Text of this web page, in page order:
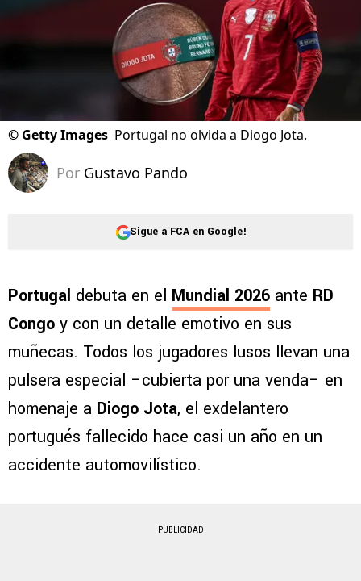
© Getty Images Portugal no olvida a Diogo Jota.
Por Gustavo Pando
Sigue a FCA en Google!
Portugal debuta en el Mundial 2026 ante RD
Congo y con un detalle emotivo en sus
muñecas. Todos los jugadores lusos llevan una
pulsera especial –cubierta por una venda– en
homenaje a Diogo Jota, el exdelantero
portugués fallecido hace casi un año en un
accidente automovilístico.
PUBLICIDAD